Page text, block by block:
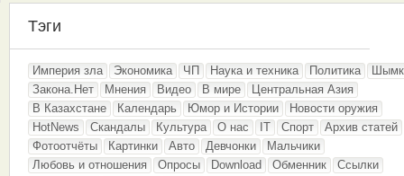
Тэги
Империя зла Экономика ЧП Наука и техника Политика
Закона.Нет
Мнения Видео В мире
Центральная Азия
В Казахстане
Календарь Юмор и Истории
Новости оружия
HotNews
Скандалы Культура О нас IT Спорт
Архив статей
Фотоотчёты
Картинки Авто Девчонки
Мальчики
Любовь и отношения
Опросы Download Обменник
Ссылки